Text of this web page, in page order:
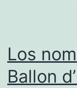
Los
Ballon